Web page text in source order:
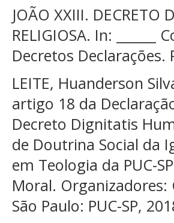
JOÃO XXIII. DECRETO
RELIGIOSA. In:
Decretos Declarações.
LEITE, Huanderson
artigo 18 da
Decreto Dignitatis
de Doutrina Social da
em Teologia da PUC-
Moral.
São Paulo: PUC-SP,